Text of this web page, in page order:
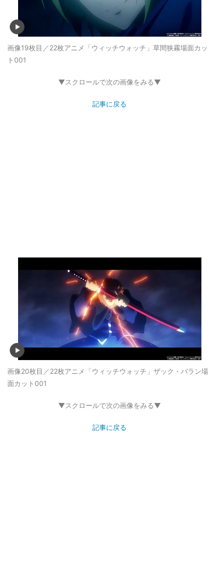
画像19枚目／22枚アニメ「ウィッチウォッチ」草間狭霧場面カッ
ト001
▼スクロールで次の画像をみる▼
記事に戻る
画像20枚目／22枚アニメ「ウィッチウォッチ」ザック・バラン場
面カット001
▼スクロールで次の画像をみる▼
記事に戻る